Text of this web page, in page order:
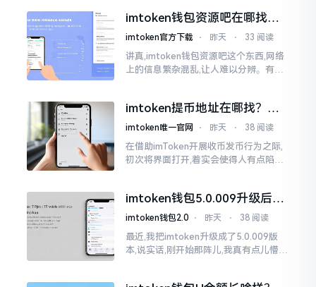
imtoken钱包资源吧在哪找，
这些坑我帮你趟过
imtoken官方下载 ⋅ 昨天 ⋅ 33 阅读
讲真,imtoken钱包资源吧这个东西,网络
上的信息繁杂混乱,让人难以分辨。有的
imtoken提币地址在哪找？手
把手教你快速查看
imtoken唯一官网 ⋅ 昨天 ⋅ 38 阅读
在借助imToken开展收币发币行为之际,
初次将界面打开,着实会使得人有点陷入
imtoken钱包5.0.009升级后咋
用？老用户实测分享
imtoken钱包2.0 ⋅ 昨天 ⋅ 38 阅读
最近,我把imtoken升级成了5.0.009版
本,说实话,刚开始那阵儿,我真有点儿懵,